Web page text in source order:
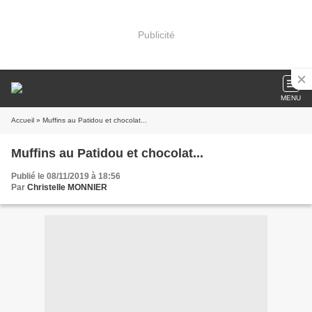
Publicité
MENU
Accueil » Muffins au Patidou et chocolat...
Muffins au Patidou et chocolat...
Publié le 08/11/2019 à 18:56
Par Christelle MONNIER